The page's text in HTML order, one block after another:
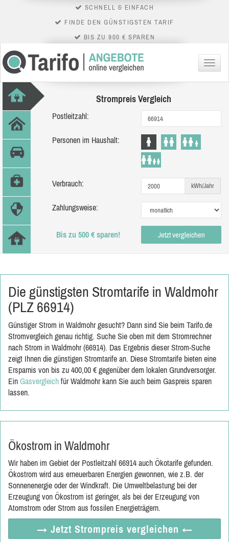
SCHNELL & EINFACH
FINDE DEN GÜNSTIGSTEN TARIF
BIS ZU 900 € SPAREN
Menü
Strompreis Vergleich
Postleitzahl:
Personen im Haushalt:
Verbrauch: kWh/Jahr
Zahlungsweise:
Bis zu 500 € sparen! Jetzt vergleichen
Die günstigsten Stromtarife in Waldmohr
(PLZ 66914)
Günstiger Strom in Waldmohr gesucht? Dann sind Sie beim Tarifo.de
Stromvergleich genau richtig. Suche Sie oben mit dem Stromrechner
nach Strom in Waldmohr (66914). Das Ergebnis dieser Strom-Suche
zeigt Ihnen die günstigen Stromtarife an. Diese Stromtarife bieten eine
Ersparnis von bis zu 400,00 € gegenüber dem lokalen Grundversorger.
Ein Gasvergleich für Waldmohr kann Sie auch beim Gaspreis sparen
lassen.
Ökostrom in Waldmohr
Wir haben im Gebiet der Postleitzahl 66914 auch Ökotarife gefunden.
Ökostrom wird aus erneuerbaren Energien gewonnen, wie z.B. der
Sonnenenergie oder der Windkraft. Die Umweltbelastung bei der
Erzeugung von Ökostrom ist geringer, als bei der Erzeugung von
Atomstrom oder Strom aus fossilen Energieträgern.
→ Jetzt Strompreis vergleichen ←